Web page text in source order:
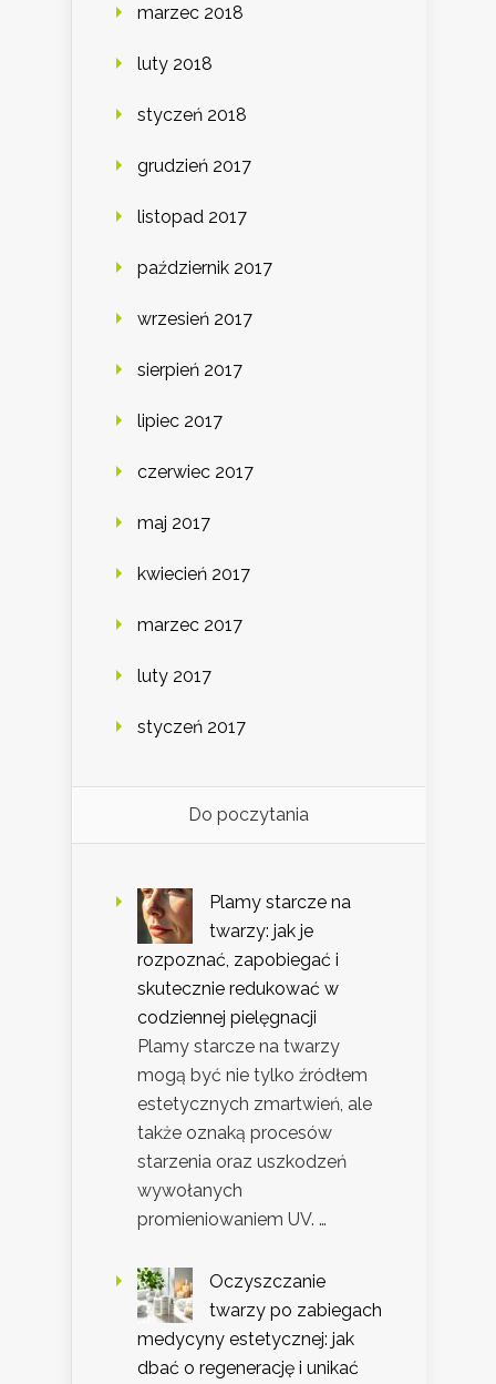
marzec 2018
luty 2018
styczeń 2018
grudzień 2017
listopad 2017
październik 2017
wrzesień 2017
sierpień 2017
lipiec 2017
czerwiec 2017
maj 2017
kwiecień 2017
marzec 2017
luty 2017
styczeń 2017
Do poczytania
Plamy starcze na
twarzy: jak je
rozpoznać, zapobiegać i
skutecznie redukować w
codziennej pielęgnacji
Plamy starcze na twarzy
mogą być nie tylko źródłem
estetycznych zmartwień, ale
także oznaką procesów
starzenia oraz uszkodzeń
wywołanych
promieniowaniem UV. …
Oczyszczanie
twarzy po zabiegach
medycyny estetycznej: jak
dbać o regenerację i unikać